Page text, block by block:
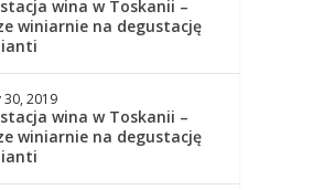
wina w Toskanii –
winiarnie na degustację
30, 2019
wina w Toskanii –
winiarnie na degustację